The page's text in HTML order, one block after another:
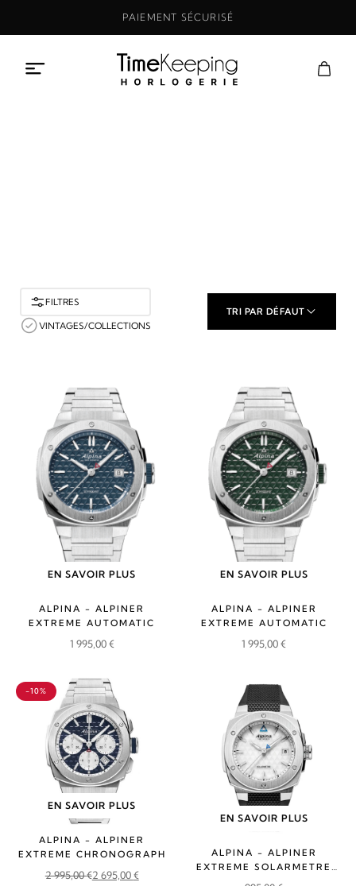
PAIEMENT SÉCURISÉ
FILTRES
VINTAGES/COLLECTIONS
TRI PAR DÉFAUT
EN SAVOIR PLUS
ALPINA - ALPINER
EXTREME AUTOMATIC
1 995,00€
EN SAVOIR PLUS
ALPINA - ALPINER
EXTREME AUTOMATIC
1 995,00€
EN SAVOIR PLUS
-10%
ALPINA - ALPINER
EXTREME CHRONOGRAPH
2 995,00€2 695,00€
EN SAVOIR PLUS
ALPINA - ALPINER
EXTREME SOLARMETRE
RUBBER